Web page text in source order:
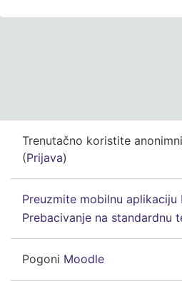
Trenutačno koristite
(Prijava)
Preuzmite mobilnu aplikaciju
Prebacivanje na standardnu
Pogoni Moodle